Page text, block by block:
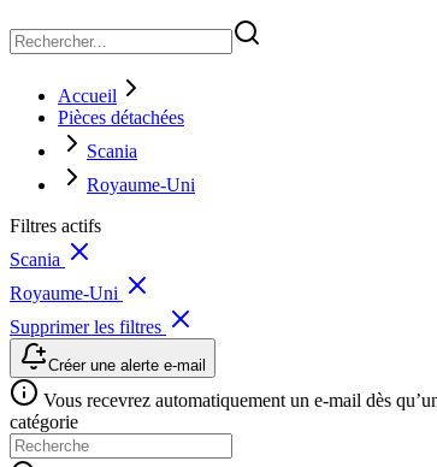
Accueil
Pièces détachées
Scania
Royaume-Uni
Filtres actifs
Scania
Royaume-Uni
Supprimer les filtres
Créer une alerte e-mail
Vous recevrez automatiquement un e-mail dès
catégorie